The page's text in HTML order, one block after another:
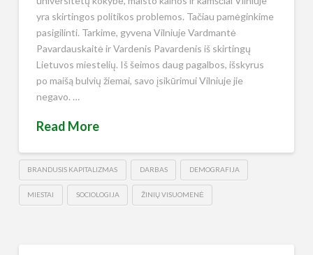
yra skirtingos politikos problemos. Tačiau pamėginkime
pasigilinti. Tarkime, gyvena Vilniuje Vardmantė
Pavardauskaitė ir Vardenis Pavardenis iš skirtingų
Lietuvos miestelių. Iš šeimos daug pagalbos, išskyrus
po maišą bulvių žiemai, savo įsikūrimui Vilniuje jie
negavo. …
Read More
BRANDUSIS KAPITALIZMAS DARBAS DEMOGRAFIJA
MIESTAI SOCIOLOGIJA ŽINIŲ VISUOMENĖ